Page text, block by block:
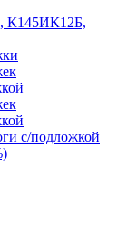
К145ИК12Б,
с/подложкой